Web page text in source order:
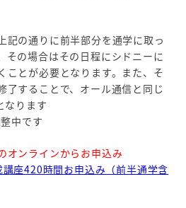
記の通りに前半部分を通学に取っ
その場合はその日程にシドニーに
ことが必要となります。また、そ
了することで、オール通信と同じ
なります
中です
ンラインからお申込み
座420時間お申込み（前半通学含